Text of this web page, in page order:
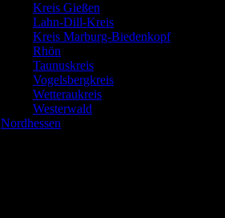
Kreis Gießen
Lahn-Dill-Kreis
Kreis Marburg-Biedenkopf
Rhön
Taunuskreis
Vogelsbergkreis
Wetteraukreis
Westerwald
Nordhessen